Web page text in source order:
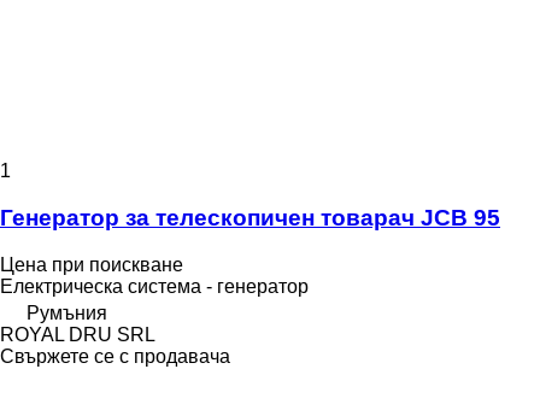
1
Генератор за телескопичен товарач JCB 95
Цена при поискване
Електрическа система - генератор
Румъния
ROYAL DRU SRL
Свържете се с продавача